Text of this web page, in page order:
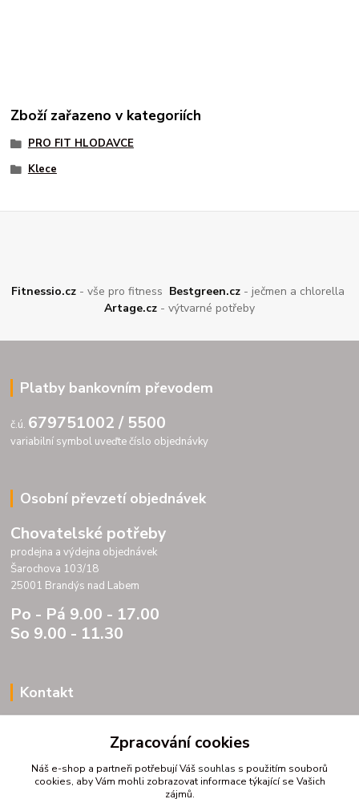
Zboží zařazeno v kategoriích
PRO FIT HLODAVCE
Klece
Fitnessio.cz - vše pro fitness Bestgreen.cz - ječmen a chlorella
Artage.cz - výtvarné potřeby
Platby bankovním převodem
č.ú. 679751002 / 5500
variabilní symbol uveďte číslo objednávky
Osobní převzetí objednávek
Chovatelské potřeby
prodejna a výdejna objednávek
Šarochova 103/18
25001 Brandýs nad Labem
Po - Pá 9.00 - 17.00
So 9.00 - 11.30
Kontakt
DIC CZ07175833
Šarochova 103/18
Zpracování cookies
Náš e-shop a partneři potřebují Váš souhlas s použitím souborů
cookies, aby Vám mohli zobrazovat informace týkající se Vašich
zájmů.